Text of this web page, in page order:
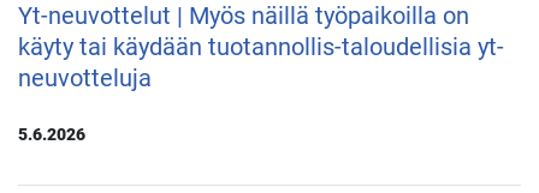
Yt-neuvottelut | Myös näillä työpaikoilla on
käyty tai käydään tuotannollis-taloudellisia yt-
neuvotteluja
5.6.2026